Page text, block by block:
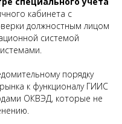
кабинета с
должностным лицом
системой
порядку
к функционалу ГИИС
ОКВЭД, которые не